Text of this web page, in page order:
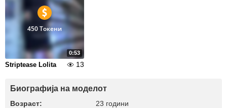
0:53
450 Токени
Striptease Lolita 13
Биографија на моделот
Возраст: 23 години